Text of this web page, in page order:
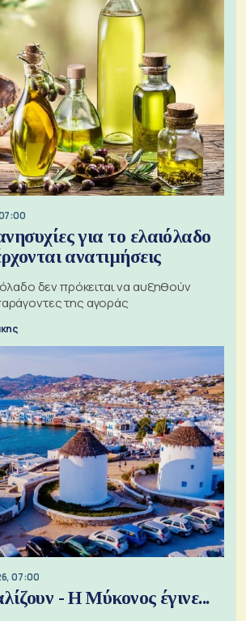
για το ελαιόλαδο
ανατιμήσεις
δεν πρόκειται να αυξηθούν
της αγοράς
07:00
- Η Μύκονος έγινε...